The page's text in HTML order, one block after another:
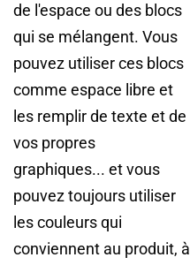
de l'espace ou des blocs
qui se mélangent. Vous
pouvez utiliser ces blocs
comme espace libre et
les remplir de texte et de
vos propres
graphiques... et vous
pouvez toujours utiliser
les couleurs qui
conviennent au produit, à